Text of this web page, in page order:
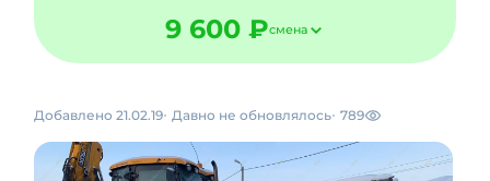
9 600 ₽смена
Добавлено 21.02.19 Давно не обновлялось 789